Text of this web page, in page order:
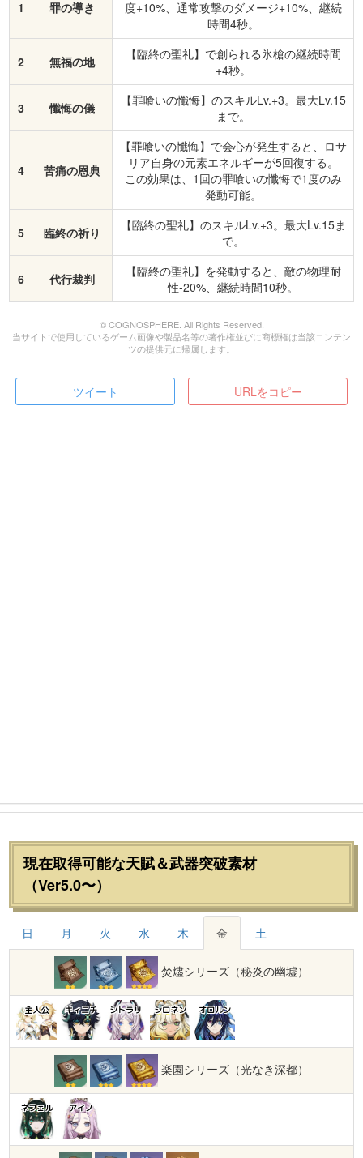
1 罪の導き
度+10%、通常攻撃のダメージ+10%、継続
時間4秒。
2 無福の地
【臨終の聖礼】で創られる氷槍の継続時間
+4秒。
3 懺悔の儀
【罪喰いの懺悔】のスキルLv.+3。最大Lv.15
まで。
4 苦痛の恩典
【罪喰いの懺悔】で会心が発生すると、ロサ
リア自身の元素エネルギーが5回復する。
この効果は、1回の罪喰いの懺悔で1度のみ
発動可能。
5 臨終の祈り
【臨終の聖礼】のスキルLv.+3。最大Lv.15ま
で。
6 代行裁判
【臨終の聖礼】を発動すると、敵の物理耐
性-20%、継続時間10秒。
© COGNOSPHERE. All Rights Reserved.
当サイトで使用しているゲーム画像や製品名等の著作権並びに商標権は当該コンテン
ツの提供元に帰属します。
ツイート URLをコピー
現在取得可能な天賦＆武器突破素材
（Ver5.0〜）
日 月 火 水 木 金 土
焚燼シリーズ（秘炎の幽墟）
主人公 キィニチ シトラリ シロネン オロルン
楽園シリーズ（光なき深都）
ネフェル アイノ